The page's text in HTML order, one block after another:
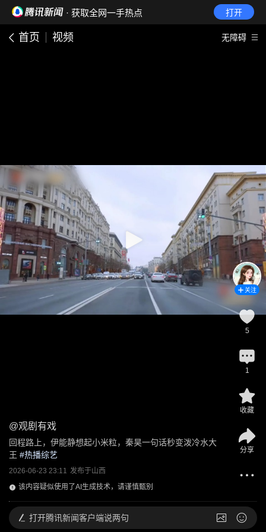
· 获取全网一手热点 打开
首页 视频 无障碍
@观剧有戏
回程路上，伊能静想起小米粒，秦昊一句话秒变泼冷水大
王 #热播综艺
2026-06-23 23:11 发布于山西
该内容疑似使用了AI生成技术，请谨慎甄别
关注
5
1
收藏
分享
打开腾讯新闻客户端说两句